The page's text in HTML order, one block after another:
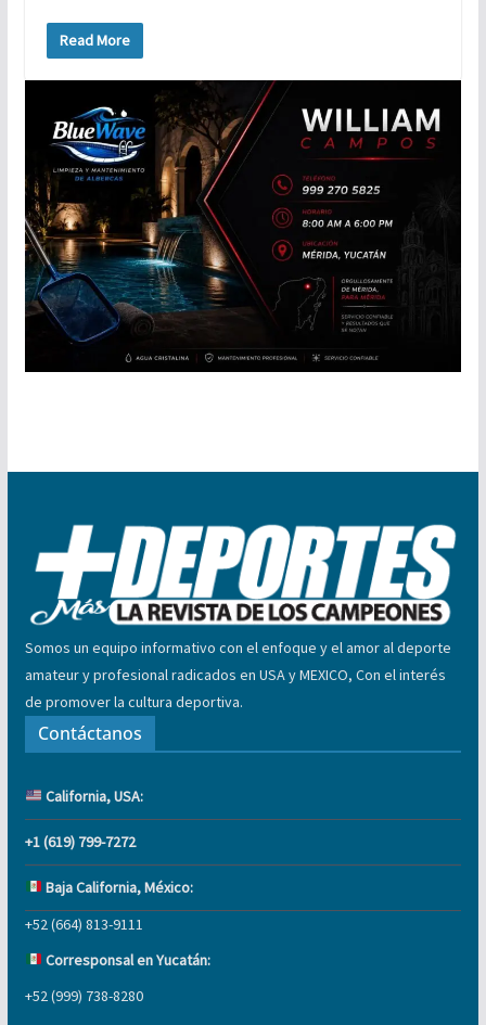
Read More
Somos un equipo informativo con el enfoque y el amor al deporte
amateur y profesional radicados en USA y MEXICO, Con el interés
de promover la cultura deportiva.
Contáctanos
California, USA:
+1 (619) 799-7272
Baja California, México:
+52 (664) 813-9111
Corresponsal en Yucatán:
+52 (999) 738-8280